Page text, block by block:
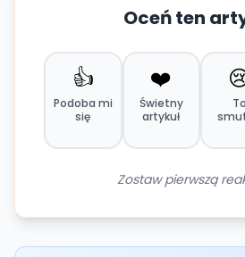
Oceń ten
👍
Podoba mi
się
❤️
Świetny
artykuł
To
Zostaw pierwszą